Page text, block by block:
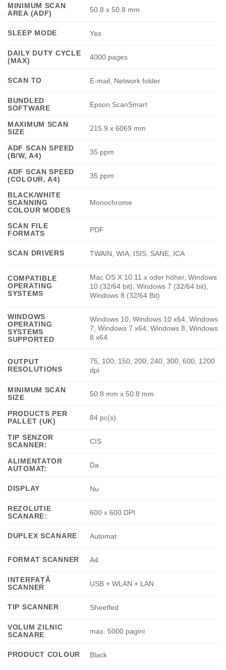
MINIMUM SCAN
AREA (ADF)
50.8 x 50.8 mm
SLEEP MODE Yes
DAILY DUTY CYCLE
(MAX)
4000 pages
SCAN TO E-mail, Network folder
BUNDLED
SOFTWARE
Epson ScanSmart
MAXIMUM SCAN
SIZE
215.9 x 6069 mm
ADF SCAN SPEED
(B/W, A4)
35 ppm
ADF SCAN SPEED
(COLOUR, A4)
35 ppm
BLACK/WHITE
SCANNING
COLOUR MODES
Monochrome
SCAN FILE
FORMATS
PDF
SCAN DRIVERS TWAIN, WIA, ISIS, SANE, ICA
COMPATIBLE
OPERATING
SYSTEMS
Mac OS X 10.11.x oder höher, Windows
10 (32/64 bit), Windows 7 (32/64 bit),
Windows 8 (32/64 Bit)
WINDOWS
OPERATING
SYSTEMS
SUPPORTED
Windows 10, Windows 10 x64, Windows
7, Windows 7 x64, Windows 8, Windows
8 x64
OUTPUT
RESOLUTIONS
75, 100, 150, 200, 240, 300, 600, 1200
dpi
MINIMUM SCAN
SIZE
50.8 mm x 50.8 mm
PRODUCTS PER
PALLET (UK)
84 pc(s)
TIP SENZOR
SCANNER:
CIS
ALIMENTATOR
AUTOMAT:
Da
DISPLAY Nu
REZOLUTIE
SCANARE:
600 x 600 DPI
DUPLEX SCANARE Automat
FORMAT SCANNER A4
INTERFAȚĂ
SCANNER
USB + WLAN + LAN
TIP SCANNER Sheetfed
VOLUM ZILNIC
SCANARE
max. 5000 pagini
PRODUCT COLOUR Black